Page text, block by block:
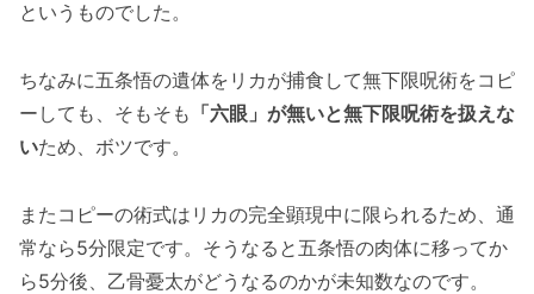
というものでした。
ちなみに五条悟の遺体をリカが捕食して無下限呪術をコピ
ーしても、そもそも 「六眼」が無いと無下限呪術を扱えな
いため、ボツです。
またコピーの術式はリカの完全顕現中に限られるため、通
常なら5分限定です。そうなると五条悟の肉体に移ってか
ら5分後、乙骨憂太がどうなるのかが未知数なのです。